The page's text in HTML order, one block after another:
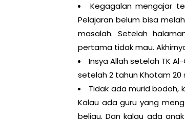
Kegagalan mengajar
Pelajaran belum bisa
masalah. Setelah
pertama tidak mau.
Insya Allah setelah TK
setelah 2 tahun Khotam 20
Tidak ada murid bodoh,
Kalau ada guru yang
beliau. Dan kalau ada